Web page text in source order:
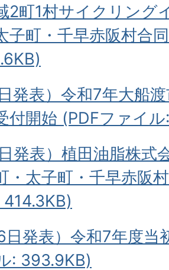
2町1村サイクリング
子町・千早赤阪村合
発表）令和7年大船
付開始 (PDFファイ
発表）植田油脂株式
・太子町・千早赤阪
414.3KB)
日発表）令和7年度
: 393.9KB)